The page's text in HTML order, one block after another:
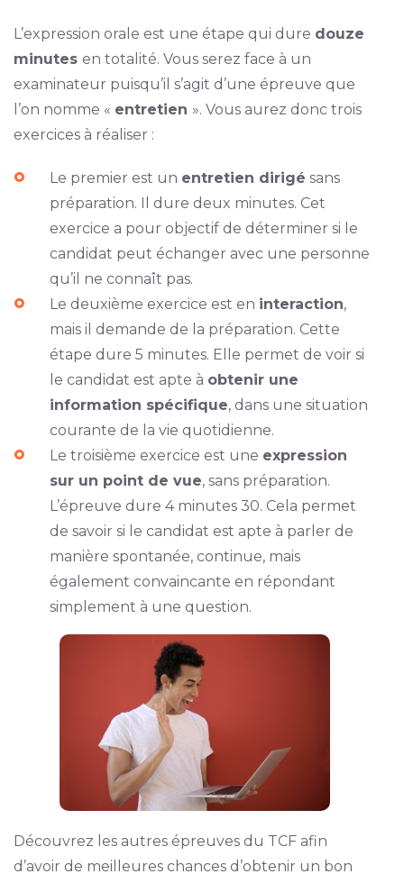
L’expression orale est une étape qui dure douze
minutes en totalité. Vous serez face à un
examinateur puisqu’il s’agit d’une épreuve que
l’on nomme « entretien ». Vous aurez donc trois
exercices à réaliser :
Le premier est un entretien dirigé sans
préparation. Il dure deux minutes. Cet
exercice a pour objectif de déterminer si le
candidat peut échanger avec une personne
qu’il ne connaît pas.
Le deuxième exercice est en interaction,
mais il demande de la préparation. Cette
étape dure 5 minutes. Elle permet de voir si
le candidat est apte à obtenir une
information spécifique, dans une situation
courante de la vie quotidienne.
Le troisième exercice est une expression
sur un point de vue, sans préparation.
L’épreuve dure 4 minutes 30. Cela permet
de savoir si le candidat est apte à parler de
manière spontanée, continue, mais
également convaincante en répondant
simplement à une question.
Découvrez les autres épreuves du TCF afin
d’avoir de meilleures chances d’obtenir un bon